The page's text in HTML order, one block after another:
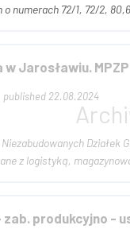
numerach 72/1, 72/2,
Jarosławiu.
published 22.08.2024
Gruntu w Tuczempach. 33 hektary.
z logistyką,
zab. produkcyjno -